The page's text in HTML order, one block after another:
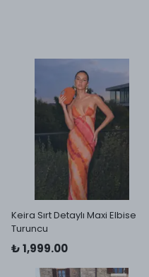
Keira Sırt Detaylı Maxi Elbise
Turuncu
₺ 1,999.00